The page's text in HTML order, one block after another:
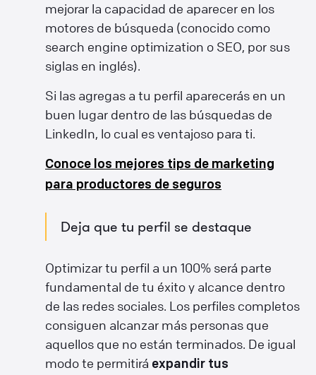
mejorar la capacidad de aparecer en los
motores de búsqueda (conocido como
search engine optimization o SEO, por sus
siglas en inglés).
Si las agregas a tu perfil aparecerás en un
buen lugar dentro de las búsquedas de
LinkedIn, lo cual es ventajoso para ti.
Conoce los mejores tips de marketing
para productores de seguros
Deja que tu perfil se destaque
Optimizar tu perfil a un 100% será parte
fundamental de tu éxito y alcance dentro
de las redes sociales. Los perfiles completos
consiguen alcanzar más personas que
aquellos que no están terminados. De igual
modo te permitirá expandir tus